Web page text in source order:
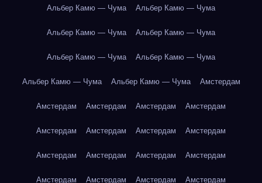
Альбер Камю — Чума Альбер Камю — Чума
Альбер Камю — Чума Альбер Камю — Чума
Альбер Камю — Чума Альбер Камю — Чума
Альбер Камю — Чума Альбер Камю — Чума Амстердам
Амстердам Амстердам Амстердам Амстердам
Амстердам Амстердам Амстердам Амстердам
Амстердам Амстердам Амстердам Амстердам
Амстердам Амстердам Амстердам Амстердам